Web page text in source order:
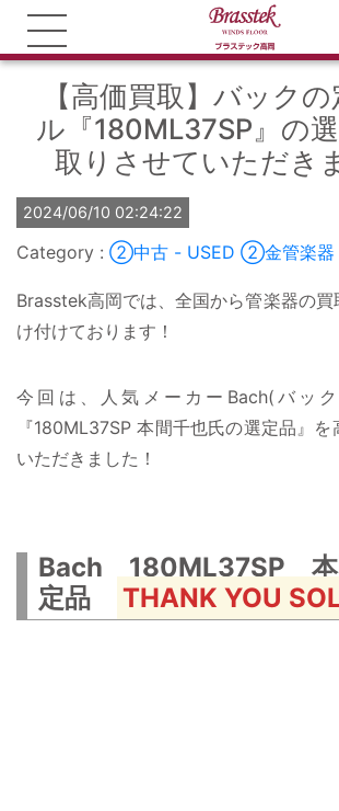
【高価買取】バック
ル『180ML37SP』の
取りさせていただき
2024/06/10 02:24:22
②中古 - USED ②金管楽器
Brasstek高岡では、全国から管楽器の買
け付けております！
今回は、人気メーカーBach(バッ
『180ML37SP 本間千也氏の選定品』
いただきました！
Bach 180ML37SP 本
定品
THANK YOU